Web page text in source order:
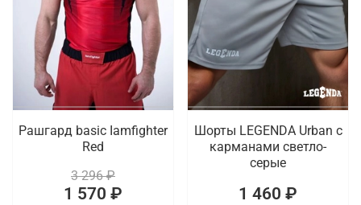
Рашгард basic Iamfighter
Red
3 296 ₽
1 570 ₽
Шорты LEGENDA Urban c
карманами светло-
серые
1 460 ₽